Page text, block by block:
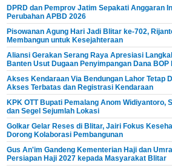
DPRD dan Pemprov Jatim Sepakati Anggaran
Perubahan APBD 2026
Pisowanan Agung Hari Jadi Blitar ke-702,
Membangun untuk Kesejahteraan
Aliansi Gerakan Serang Raya Apresiasi
Banten Usut Dugaan Penyimpangan Dana
Akses Kendaraan Via Bendungan Lahor Tetap
Akses Terbatas dan Registrasi Kendaraan
KPK OTT Bupati Pemalang Anom Widiyantoro,
dan Segel Sejumlah Lokasi
Golkar Gelar Reses di Blitar, Jairi Fokus
Dorong Kolaborasi Pembangunan
Gus An'im Gandeng Kementerian Haji dan
Persiapan Haji 2027 kepada Masyarakat Blitar